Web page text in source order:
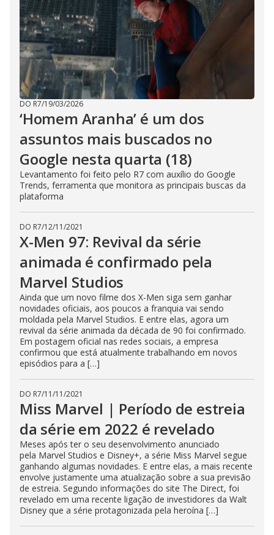
DO R7/19/03/2026
‘Homem Aranha’ é um dos
assuntos mais buscados no
Google nesta quarta (18)
Levantamento foi feito pelo R7 com auxílio do Google
Trends, ferramenta que monitora as principais buscas da
plataforma
DO R7/12/11/2021
X-Men 97: Revival da série
animada é confirmado pela
Marvel Studios
Ainda que um novo filme dos X-Men siga sem ganhar
novidades oficiais, aos poucos a franquia vai sendo
moldada pela Marvel Studios. E entre elas, agora um
revival da série animada da década de 90 foi confirmado.
Em postagem oficial nas redes sociais, a empresa
confirmou que está atualmente trabalhando em novos
episódios para a […]
DO R7/11/11/2021
Miss Marvel | Período de estreia
da série em 2022 é revelado
Meses após ter o seu desenvolvimento anunciado
pela Marvel Studios e Disney+, a série Miss Marvel segue
ganhando algumas novidades. E entre elas, a mais recente
envolve justamente uma atualização sobre a sua previsão
de estreia. Segundo informações do site The Direct, foi
revelado em uma recente ligação de investidores da Walt
Disney que a série protagonizada pela heroína […]